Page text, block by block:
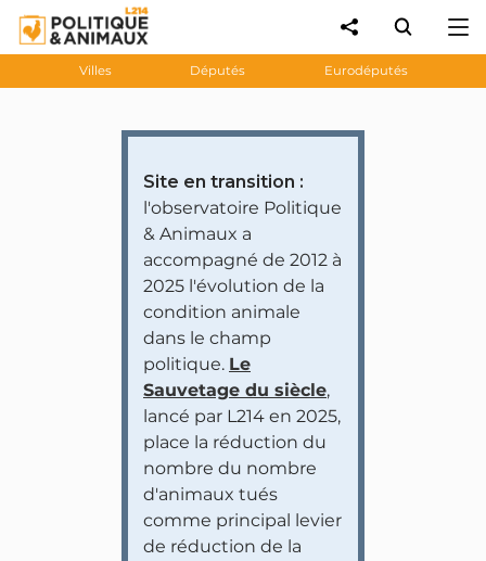
Villes Députés Eurodéputés
Site en transition :
l'observatoire Politique
& Animaux a
accompagné de 2012 à
2025 l'évolution de la
condition animale
dans le champ
politique. Le
Sauvetage du siècle,
lancé par L214 en 2025,
place la réduction du
nombre du nombre
d'animaux tués
comme principal levier
de réduction de la